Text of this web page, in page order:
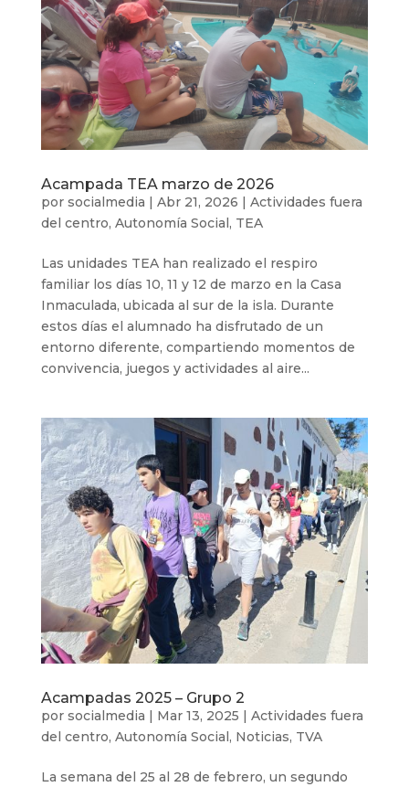
Acampada TEA marzo de 2026
por socialmedia | Abr 21, 2026 | Actividades fuera
del centro, Autonomía Social, TEA
Las unidades TEA han realizado el respiro
familiar los días 10, 11 y 12 de marzo en la Casa
Inmaculada, ubicada al sur de la isla. Durante
estos días el alumnado ha disfrutado de un
entorno diferente, compartiendo momentos de
convivencia, juegos y actividades al aire...
Acampadas 2025 – Grupo 2
por socialmedia | Mar 13, 2025 | Actividades fuera
del centro, Autonomía Social, Noticias, TVA
La semana del 25 al 28 de febrero, un segundo